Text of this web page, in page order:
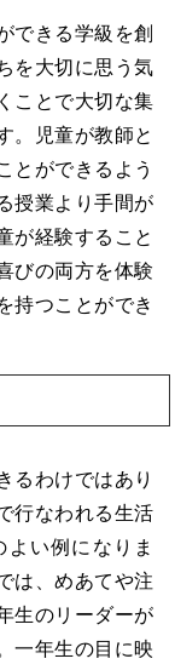
できる学級を創
を大切に思う気
ことで大切な集
。児童が教師と
とができるよう
授業より手間が
が経験すること
びの両方を体験
持つことができ
るわけではあり
行なわれる生活
い例になりま
は、めあてや注
生のリーダーが
一年生の目に映